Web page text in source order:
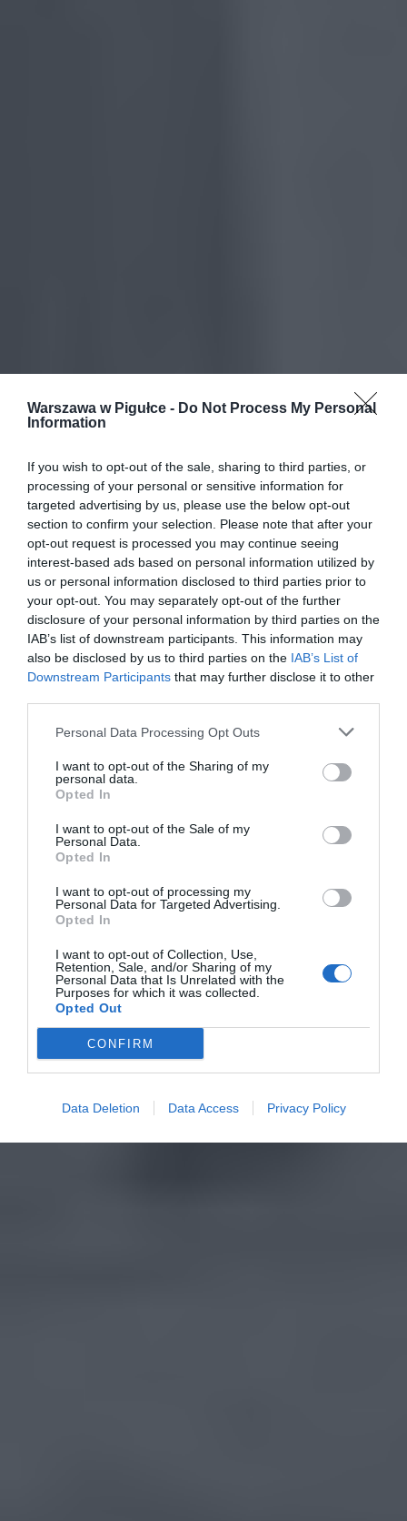
Warszawa w Pigułce - Do Not Process My Personal
Information
If you wish to opt-out of the sale, sharing to third parties, or
processing of your personal or sensitive information for
targeted advertising by us, please use the below opt-out
section to confirm your selection. Please note that after your
opt-out request is processed you may continue seeing
interest-based ads based on personal information utilized by
us or personal information disclosed to third parties prior to
your opt-out. You may separately opt-out of the further
disclosure of your personal information by third parties on the
IAB’s list of downstream participants. This information may
also be disclosed by us to third parties on the IAB’s List of
Downstream Participants that may further disclose it to other
Personal Data Processing Opt Outs
I want to opt-out of the Sharing of my
personal data.
Opted In
I want to opt-out of the Sale of my
Personal Data.
Opted In
I want to opt-out of processing my
Personal Data for Targeted Advertising.
Opted In
I want to opt-out of Collection, Use,
Retention, Sale, and/or Sharing of my
Personal Data that Is Unrelated with the
Purposes for which it was collected.
Opted Out
CONFIRM
Data Deletion Data Access Privacy Policy